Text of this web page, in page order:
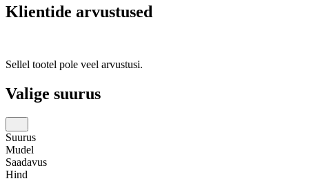
Klientide arvustused
Sellel tootel pole veel arvustusi.
Valige suurus
Suurus
Mudel
Saadavus
Hind